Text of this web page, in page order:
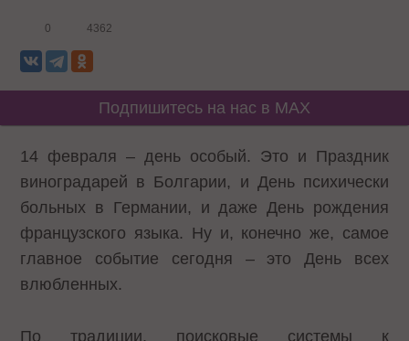
0 4362
Подпишитесь на нас в MAX
14 февраля – день особый. Это и Праздник
виноградарей в Болгарии, и День психически
больных в Германии, и даже День рождения
французского языка. Ну и, конечно же, самое
главное событие сегодня – это День всех
влюбленных.
По традиции, поисковые системы к